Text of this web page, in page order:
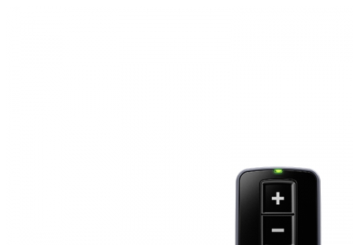
De Signia Active Mini IX is het nieuwste hoortoestel van Signia.